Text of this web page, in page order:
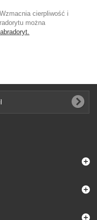
cierpliwość i
można